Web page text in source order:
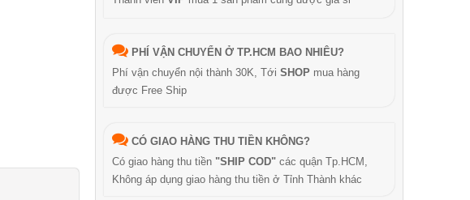
PHÍ VẬN CHUYỂN Ở TP.HCM BAO NHIÊU?
Phí vận chuyển nội thành 30K, Tới SHOP mua hàng
được Free Ship
CÓ GIAO HÀNG THU TIỀN KHÔNG?
Có giao hàng thu tiền "SHIP COD" các quận Tp.HCM,
Không áp dụng giao hàng thu tiền ở Tỉnh Thành khác